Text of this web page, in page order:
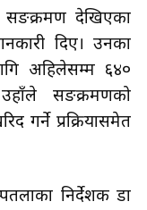
सङक्रमण देखिएका
दिए। उनका
अहिलेसम्म ६४०
सङक्रमणको
गर्ने प्रक्रियासमेत
निर्देशक डा